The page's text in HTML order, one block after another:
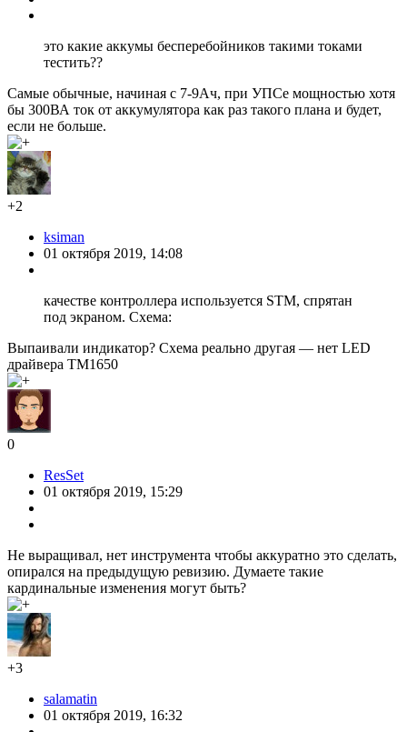
это какие аккумы бесперебойников такими токами
тестить??
Самые обычные, начиная с 7-9Ач, при УПСе мощностью хотя
бы 300ВА ток от аккумулятора как раз такого плана и будет,
если не больше.
+2
ksiman
01 октября 2019, 14:08
качестве контроллера используется STM, спрятан
под экраном. Схема:
Выпаивали индикатор? Схема реально другая — нет LED
драйвера TM1650
0
ResSet
01 октября 2019, 15:29
Не выращивал, нет инструмента чтобы аккуратно это сделать,
опирался на предыдущую ревизию. Думаете такие
кардинальные изменения могут быть?
+3
salamatin
01 октября 2019, 16:32